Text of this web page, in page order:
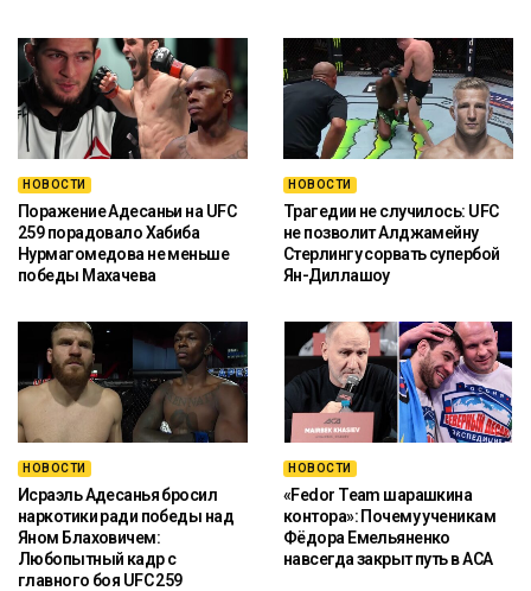
НОВОСТИ
Поражение Адесаньи на UFC
259 порадовало Хабиба
Нурмагомедова не меньше
победы Махачева
НОВОСТИ
Трагедии не случилось: UFC
не позволит Алджамейну
Стерлингу сорвать супербой
Ян-Диллашоу
НОВОСТИ
Исраэль Адесанья бросил
наркотики ради победы над
Яном Блаховичем:
Любопытный кадр с
главного боя UFC 259
НОВОСТИ
«Fedor Team шарашкина
контора»: Почему ученикам
Фёдора Емельяненко
навсегда закрыт путь в ACA